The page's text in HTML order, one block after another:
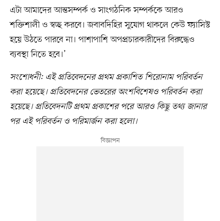
এটা আমাদের আন্তসম্পর্ক ও সাংগঠনিক সম্পর্ককে আরও
শক্তিশালী ও স্বচ্ছ করবে। জবাবদিহির সুযোগ থাকলে কেউ ফ্যাসিস্ট
হয়ে উঠতে পারবে না। পাশাপাশি অপপ্রচারকারীদের বিরুদ্ধেও
ব্যবস্থা নিতে হবে।’
সংশোধনী: এই প্রতিবেদনের প্রথম প্রকাশিত শিরোনাম পরিবর্তন
করা হয়েছে। প্রতিবেদনের ভেতরের অংশবিশেষও পরিবর্তন করা
হয়েছে। প্রতিবেদনটি প্রথম প্রকাশের পরে আরও কিছু তথ্য জানার
পর এই পরিবর্তন ও পরিমার্জন করা হলো।